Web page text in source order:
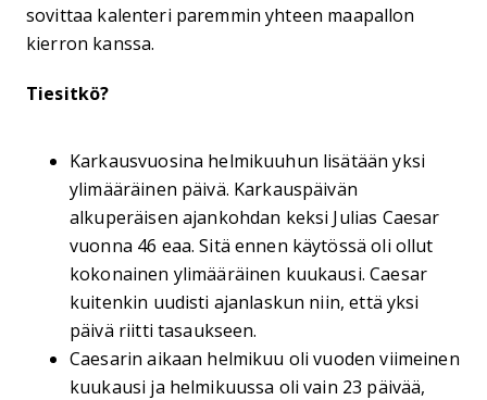
sovittaa kalenteri paremmin yhteen maapallon
kierron kanssa.
Tiesitkö?
Karkausvuosina helmikuuhun lisätään yksi
ylimääräinen päivä. Karkauspäivän
alkuperäisen ajankohdan keksi Julias Caesar
vuonna 46 eaa. Sitä ennen käytössä oli ollut
kokonainen ylimääräinen kuukausi. Caesar
kuitenkin uudisti ajanlaskun niin, että yksi
päivä riitti tasaukseen.
Caesarin aikaan helmikuu oli vuoden viimeinen
kuukausi ja helmikuussa oli vain 23 päivää,